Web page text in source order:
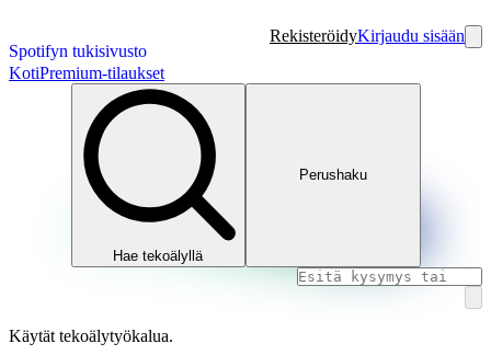
Spotifyn tukisivusto
RekisteröidyKirjaudu sisään
KotiPremium-tilaukset
Hae tekoälyllä
Perushaku
Käytät tekoälytyökalua.